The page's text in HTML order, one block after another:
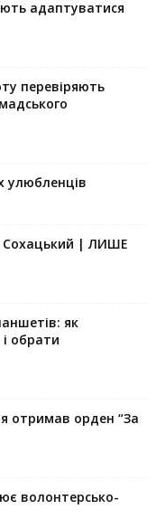
адаптуватися
перевіряють
улюбленців
| ЛИШЕ
як
обрати
отримав орден “За
волонтерсько-